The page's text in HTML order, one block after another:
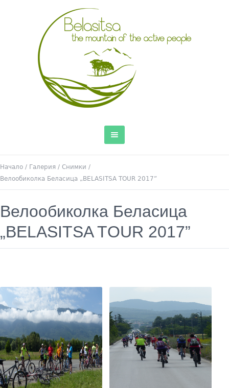
Начало / Галерия / Снимки /
Велообиколка Беласица „BELASITSA TОUR 2017”
Велообиколка Беласица
„BELASITSA TОUR 2017”